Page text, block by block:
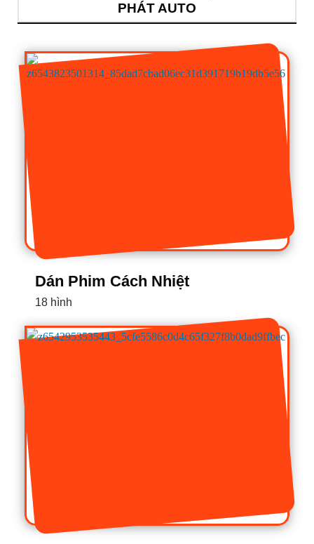
PHÁT AUTO
Dán Phim Cách Nhiệt
18 hình